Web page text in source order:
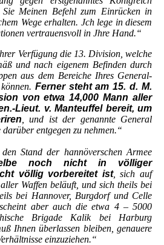
Sie Meinen Befehl zum Einrücken in
Wege erhalten. Jch lege in diesem
vertrauensvoll in Jhre Hand.“
Verfügung die 13. Division, welche
und nach eigenem Befinden durch
aus dem Bereiche Ihres General-
Ferner steht am 15. d. M.
von etwa 14,000 Mann aller
Lieut. v. Manteuffel bereit, um
, und ist der genannte General
entgegen zu nehmen.“
Stand der hannöverschen Armee
noch nicht in völliger
völlig vorbereitet ist, sich auf
Waffen beläuft, und sich theils bei
bei Hannover, Burgdorf und Celle
aber auch die etwa 4 – 5000
Brigade Kalik bei Harburg
Ihnen überlassen bleiben, genauere
einzuziehen.“